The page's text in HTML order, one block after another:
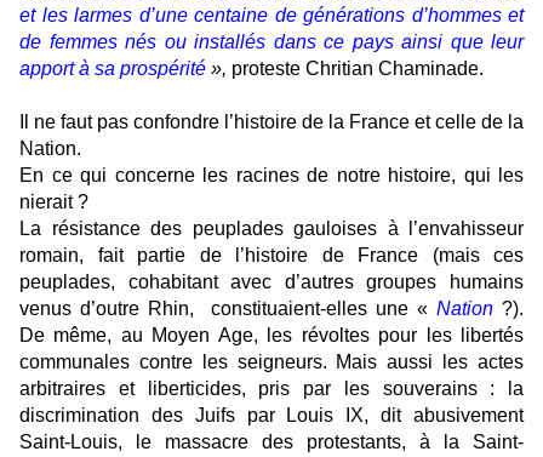
et les larmes d’une centaine de générations d’hommes et
de femmes nés ou installés dans ce pays ainsi que leur
apport à sa prospérité », proteste Chritian Chaminade.
Il ne faut pas confondre l’histoire de la France et celle de la
Nation.
En ce qui concerne les racines de notre histoire, qui les
nierait ?
La résistance des peuplades gauloises à l’envahisseur
romain, fait partie de l’histoire de France (mais ces
peuplades, cohabitant avec d’autres groupes humains
venus d’outre Rhin,
constituaient-elles une « Nation ?).
De même, au Moyen Age, les révoltes pour les libertés
communales contre les seigneurs. Mais aussi les actes
arbitraires et liberticides, pris par les souverains : la
discrimination des Juifs par Louis IX, dit abusivement
Saint-Louis, le massacre des protestants, à la Saint-